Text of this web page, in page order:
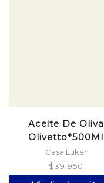
Aceite De Oliva
Olivetto*500Ml
Extravirg
Casa Luker
$39,950